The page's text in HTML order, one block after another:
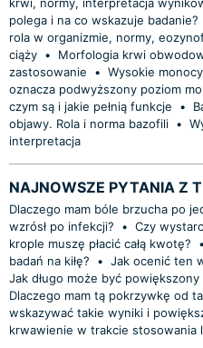
polega i na co wskazuje badanie?
rola w organizmie, normy,
ciąży •
Morfologia krwi
zastosowanie
• Wysokie
oznacza podwyższony poziom
czym są i jakie pełnią funkcje
•
objawy. Rola i norma bazofili •
interpretacja
NAJNOWSZE PYTANIA Z
Dlaczego mam bóle brzucha po
wzrósł po infekcji?
• Czy
krople muszę płacić całą kwotę?
•
badań na kiłę?
• Jak ocenić ten
Jak długo może być powiększony
Dlaczego mam tą pokrzywkę od
wskazywać takie wyniki i
krwawienie w trakcie stosowania